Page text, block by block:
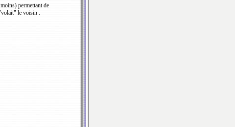
permettant de
le voisin .